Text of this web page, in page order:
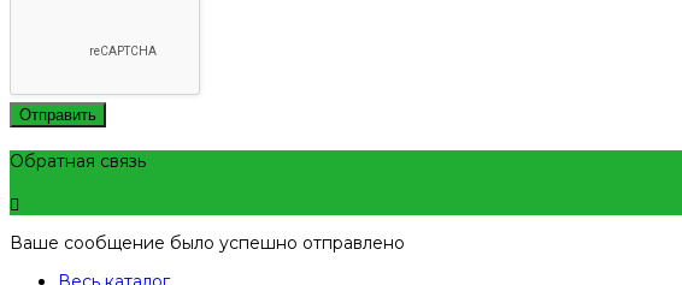
Отправить
Обратная связь
Ваше сообщение было успешно отправлено